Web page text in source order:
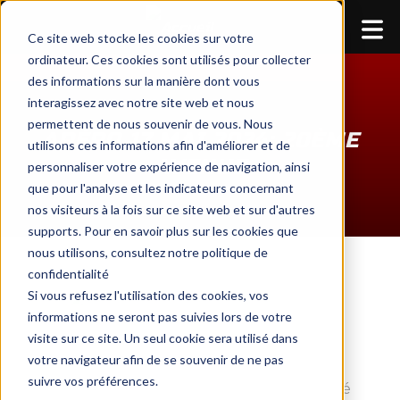
Ce site web stocke les cookies sur votre
ordinateur. Ces cookies sont utilisés pour collecter
des informations sur la manière dont vous
interagissez avec notre site web et nous
permettent de nous souvenir de vous. Nous
utilisons ces informations afin d'améliorer et de
personnaliser votre expérience de navigation, ainsi
que pour l'analyse et les indicateurs concernant
nos visiteurs à la fois sur ce site web et sur d'autres
supports. Pour en savoir plus sur les cookies que
nous utilisons, consultez notre politique de
confidentialité
Si vous refusez l'utilisation des cookies, vos
informations ne seront pas suivies lors de votre
visite sur ce site. Un seul cookie sera utilisé dans
votre navigateur afin de se souvenir de ne pas
suivre vos préférences.
APÉRO 17 MAI 2024: 20ÈME
AVENUE
Gros orage sur notre soirée apéro de Mai… Les
motards qui n’aiment pas l’humidité auront été